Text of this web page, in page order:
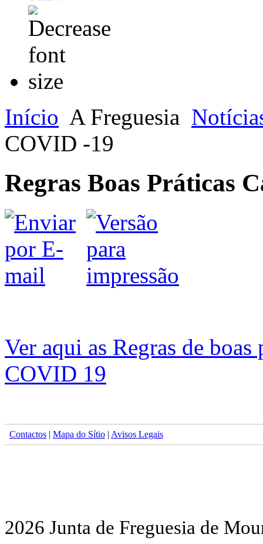
Início A Freguesia
COVID -19
Regras Boas Práticas
Ver aqui as Regras de
COVID 19
Contactos | Mapa do Sítio | Avisos Legais
2026 Junta de Freguesia de